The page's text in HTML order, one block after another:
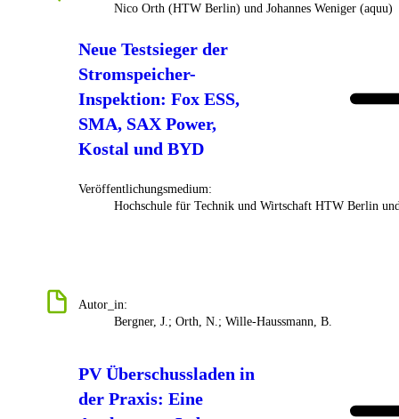
Nico Orth (HTW Berlin) und Johannes Weniger (aquu)
Neue Testsieger der
Stromspeicher-
Inspektion: Fox ESS,
SMA, SAX Power,
Kostal und BYD
Veröffentlichungsmedium:
Hochschule für Technik und Wirtschaft HTW Berlin
Autor_in:
Bergner, J.; Orth, N.; Wille-Haussmann, B.
PV Überschussladen in
der Praxis: Eine